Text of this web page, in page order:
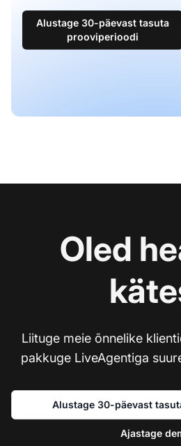
Alustage 30-päevast tasuta
prooviperioodi
Oled
Liituge meie õnnelike
pakkuge LiveAgentiga
Alustage 30-päevast
Ajastage